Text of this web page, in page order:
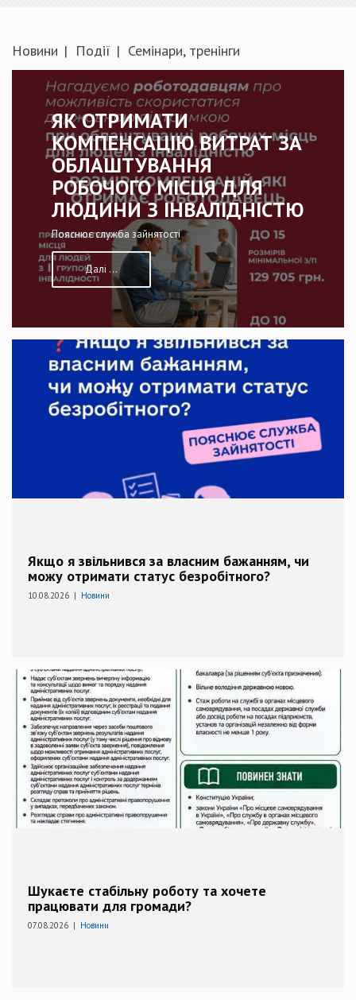
Новини Події Семінари, тренінги
ЯК ОТРИМАТИ
КОМПЕНСАЦІЮ ВИТРАТ ЗА
ОБЛАШТУВАННЯ
РОБОЧОГО МІСЦЯ ДЛЯ
ЛЮДИНИ З ІНВАЛІДНІСТЮ
Пояснює служба зайнятості
Далі ...
Якщо я звільнився за власним бажанням, чи
можу отримати статус безробітного?
10.08.2026 | Новини
Шукаєте стабільну роботу та хочете
працювати для громади?
07.08.2026 | Новини